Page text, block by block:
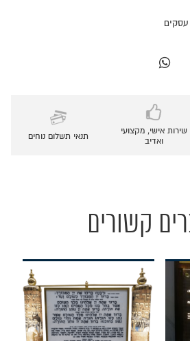
שירות אישי, מקצועי
ואדיב
תנאי תשלום נוחים
קשורים